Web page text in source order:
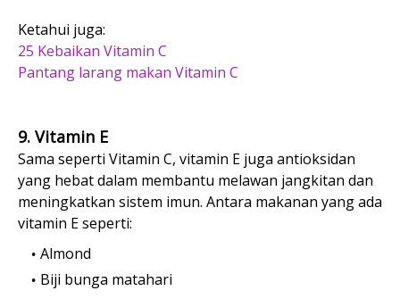
Ketahui juga:
25 Kebaikan Vitamin C
Pantang larang makan Vitamin C
9. Vitamin E
Sama seperti Vitamin C, vitamin E juga antioksidan
yang hebat dalam membantu melawan jangkitan dan
meningkatkan sistem imun. Antara makanan yang ada
vitamin E seperti:
Almond
Biji bunga matahari